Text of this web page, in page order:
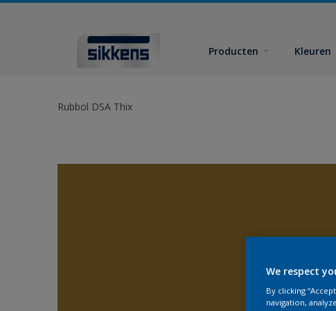
Producten Kleuren
Rubbol DSA Thix
We respect
By clicking
navigation,